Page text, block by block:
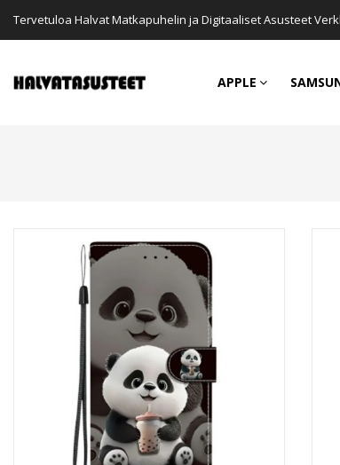
Tervetuloa Halvat Matkapuhelin ja Digitaaliset Asusteet
APPLE